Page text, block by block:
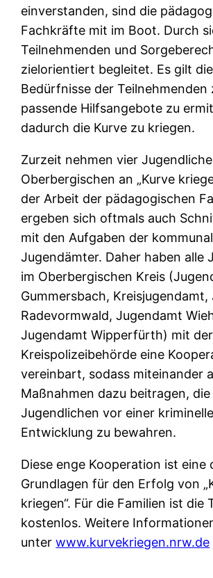
einverstanden, sind die
Fachkräfte mit im Boot. Durch
Teilnehmenden und
zielorientiert begleitet. Es gilt
Bedürfnisse der Teilnehmenden
passende Hilfsangebote zu
dadurch die Kurve zu kriegen.
Zurzeit nehmen vier
Oberbergischen an „Kurve
der Arbeit der pädagogischen
ergeben sich oftmals auch
mit den Aufgaben der
Jugendämter. Daher haben alle
im Oberbergischen Kreis
Gummersbach,
Radevormwald, Jugendamt
Jugendamt Wipperfürth) mit der
Kreispolizeibehörde eine
vereinbart, sodass miteinander
Maßnahmen dazu beitragen,
Jugendlichen vor einer
Entwicklung zu bewahren.
Diese enge Kooperation ist eine
Grundlagen für den Erfolg von
kriegen“. Für die Familien ist die
kostenlos. Weitere
unterwww.kurvekriegen.nrw.de